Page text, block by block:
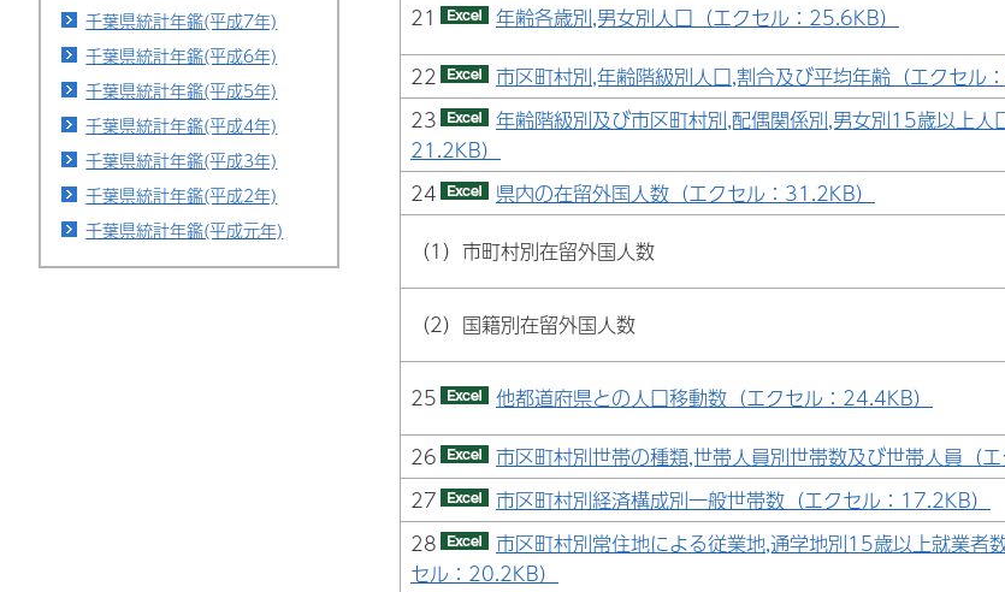
千葉県統計年鑑(平成7年)
千葉県統計年鑑(平成6年)
千葉県統計年鑑(平成5年)
千葉県統計年鑑(平成4年)
千葉県統計年鑑(平成3年)
千葉県統計年鑑(平成2年)
千葉県統計年鑑(平成元年)
21
年齢各歳別,男女別人口（エクセル：25.6KB）
22
市区町村別,年齢階級別人口,割合及び平均年齢（エクセル
23
年齢階級別及び市区町村別,配偶関係別,男女別15歳以上人
21.2KB）
24
県内の在留外国人数（エクセル：31.2KB）
（1）市町村別在留外国人数
（2）国籍別在留外国人数
25
他都道府県との人口移動数（エクセル：24.4KB）
26
市区町村別世帯の種類,世帯人員別世帯数及び世帯人員（
27
市区町村別経済構成別一般世帯数（エクセル：17.2KB）
28
市区町村別常住地による従業地,通学地別15歳以上就業者
セル：20.2KB）